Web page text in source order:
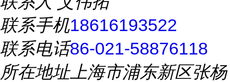
联系手机18616193522
联系电话86-021-58876118
所在地址上海市浦东新区张杨